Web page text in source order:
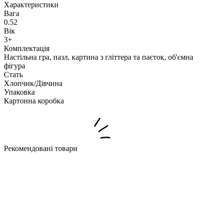
Характеристики
Вага
0.52
Вік
3+
Комплектація
Настільна гра, пазл, картина з гліттера та паєток, об'ємна
фігура
Стать
Хлопчик/Дiвчина
Упаковка
Картонна коробка
Рекомендовані товари